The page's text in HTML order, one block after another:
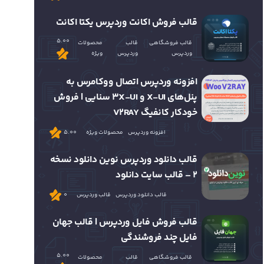
قالب فروش اکانت وردپرس یکتا اکانت
قالب فروشگاهی
وردپرس
قالب
وردپرس
محصولات
ویژه
5.00
افزونه وردپرس اتصال ووکامرس به
پنل‌های X-UI و 3X-UI سنایی | فروش
خودکار کانفیگ V2RAY
افزونه وردپرس محصولات ویژه 5.00
قالب دانلود وردپرس نوین دانلود نسخه
2 – قالب سایت دانلود
قالب دانلود وردپرس قالب وردپرس 0
قالب فروش فایل وردپرس | قالب جهان
فایل چند فروشندگی
قالب فروشگاهی
قالب
محصولات
5.00